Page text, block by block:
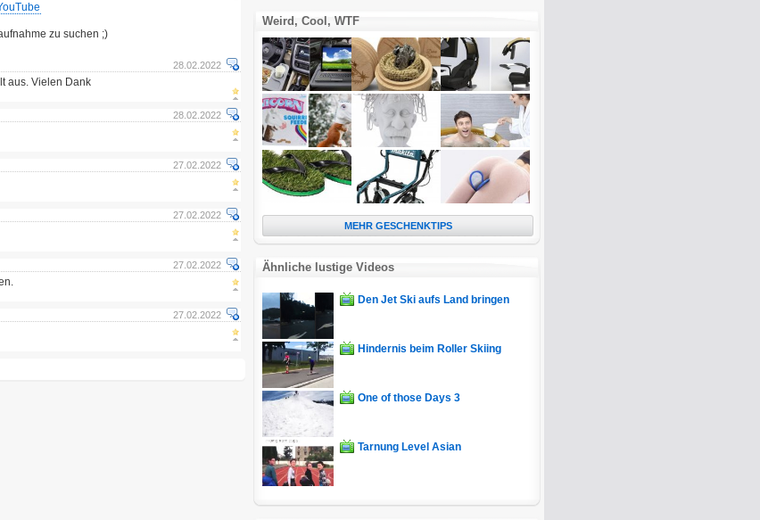
zu suchen ;)
28.02.2022
aus. Vielen Dank
28.02.2022
27.02.2022
27.02.2022
27.02.2022
27.02.2022
Weird, Cool, WTF
MEHR GESCHENKTIPS
Ähnliche lustige Videos
Den Jet Ski aufs Land bringen
Hindernis beim Roller Skiing
One of those Days 3
Tarnung Level Asian